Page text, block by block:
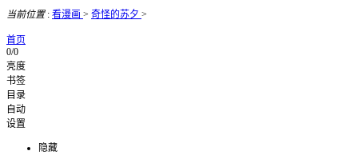
当前位置: 看漫画 > 奇怪的苏夕 >
首页
0/0
亮度
书签
目录
自动
设置
隐藏